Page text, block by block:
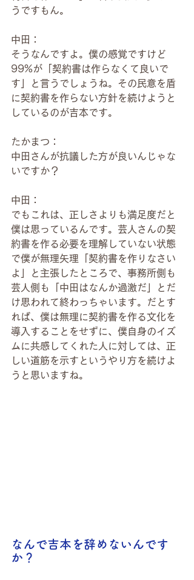
うですもん。
中田：
そうなんですよ。僕の感覚ですけど
99%が「契約書は作らなくて良いで
す」と言うでしょうね。その民意を盾
に契約書を作らない方針を続けようと
しているのが吉本です。
たかまつ：
中田さんが抗議した方が良いんじゃな
いですか？
中田：
でもこれは、正しさよりも満足度だと
僕は思っているんです。芸人さんの契
約書を作る必要を理解していない状態
で僕が無理矢理「契約書を作りなさい
よ」と主張したところで、事務所側も
芸人側も「中田はなんか過激だ」とだ
け思われて終わっちゃいます。だとす
れば、僕は無理に契約書を作る文化を
導入することをせずに、僕自身のイズ
ムに共感してくれた人に対しては、正
しい道筋を示すというやり方を続けよ
うと思いますね。
なんで吉本を辞めないんです
か？